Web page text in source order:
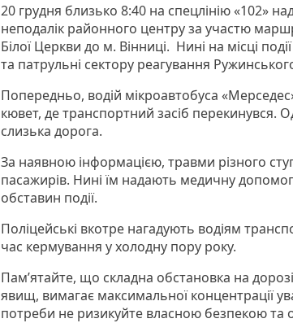
20 грудня близько 8:40 на спецлінію «102»
неподалік районного центру за участю
Білої Церкви до м. Вінниці. Нині на місці
та патрульні сектору реагування Ружинського
Попередньо, водій мікроавтобуса
кювет, де транспортний засіб перекинувся.
слизька дорога.
За наявною інформацією, травми різного
пасажирів. Нині їм надають медичну
обставин події.
Поліцейські вкотре нагадують водіям
час кермування у холодну пору року.
Пам’ятайте, що складна обстановка на
явищ, вимагає максимальної концентрації
потреби не ризикуйте власною безпекою та